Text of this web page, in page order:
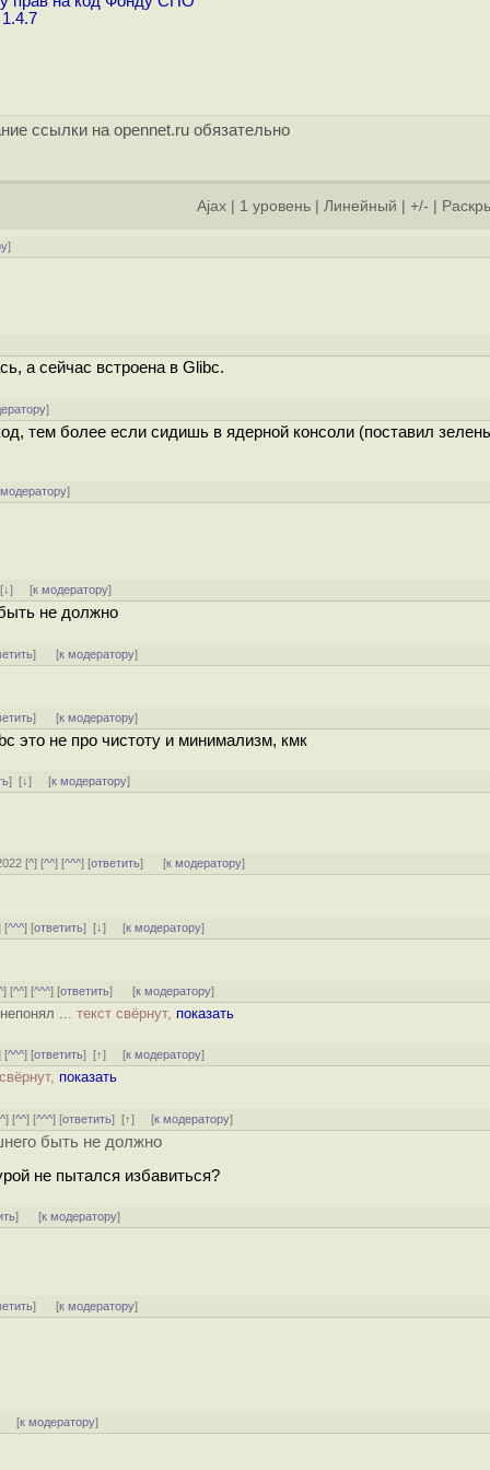
ссылки на opennet.ru обязательно
Ajax 1 уровень Линейный +/-
]
а сейчас встроена в Glibc.
]
тем более если сидишь в ядерной консоли (поставил
]
[↓] [к модератору]
не должно
] [к модератору]
] [к модератору]
это не про чистоту и минимализм, кмк
][↓] [к модератору]
[^] [^^] [^^^] [ответить] [к модератору]
[^^^] [ответить][↓] [к модератору]
] [^^] [^^^] [ответить] [к модератору]
... текст свёрнут, показать
[^^^] [ответить][↑] [к модератору]
показать
^] [^^] [^^^] [ответить][↑] [к модератору]
быть не должно
не пытался избавиться?
] [к модератору]
] [к модератору]
[к модератору]